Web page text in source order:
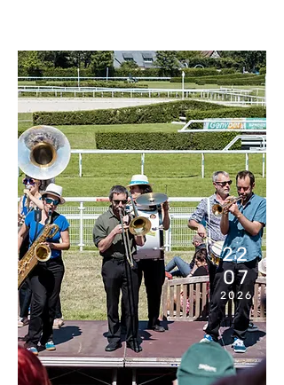
11H45
22
07
2026